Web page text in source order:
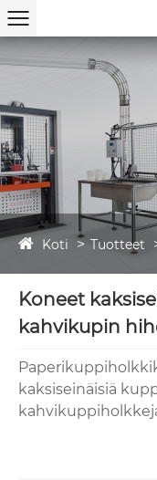
Koti Tuotteet
Koneet
kahvikupin
kaksiseinäisiä